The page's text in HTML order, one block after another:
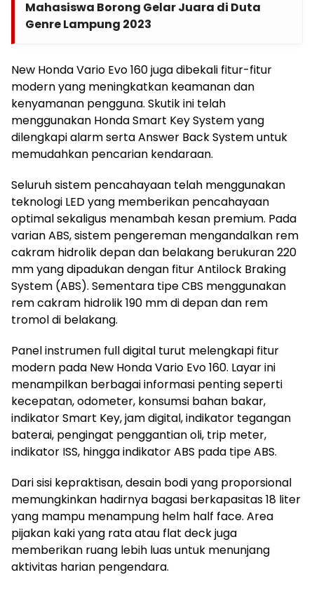
Mahasiswa Borong Gelar Juara di Duta
Genre Lampung 2023
New Honda Vario Evo 160 juga dibekali fitur-fitur
modern yang meningkatkan keamanan dan
kenyamanan pengguna. Skutik ini telah
menggunakan Honda Smart Key System yang
dilengkapi alarm serta Answer Back System untuk
memudahkan pencarian kendaraan.
Seluruh sistem pencahayaan telah menggunakan
teknologi LED yang memberikan pencahayaan
optimal sekaligus menambah kesan premium. Pada
varian ABS, sistem pengereman mengandalkan rem
cakram hidrolik depan dan belakang berukuran 220
mm yang dipadukan dengan fitur Antilock Braking
System (ABS). Sementara tipe CBS menggunakan
rem cakram hidrolik 190 mm di depan dan rem
tromol di belakang.
Panel instrumen full digital turut melengkapi fitur
modern pada New Honda Vario Evo 160. Layar ini
menampilkan berbagai informasi penting seperti
kecepatan, odometer, konsumsi bahan bakar,
indikator Smart Key, jam digital, indikator tegangan
baterai, pengingat penggantian oli, trip meter,
indikator ISS, hingga indikator ABS pada tipe ABS.
Dari sisi kepraktisan, desain bodi yang proporsional
memungkinkan hadirnya bagasi berkapasitas 18 liter
yang mampu menampung helm half face. Area
pijakan kaki yang rata atau flat deck juga
memberikan ruang lebih luas untuk menunjang
aktivitas harian pengendara.